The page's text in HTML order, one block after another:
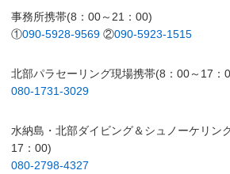
事務所携帯(8：00～21：00)
①090-5928-9569 ②090-5923-1515
北部パラセーリング現場携帯(8：00～17：
080-1731-3029
水納島・北部ダイビング＆シュノーケリン
17：00)
080-2798-4327